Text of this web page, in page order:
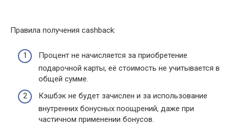
Правила получения cashback:
Процент не начисляется за приобретение
подарочной карты, её стоимость не учитывается в
общей сумме.
Кэшбэк не будет зачислен и за использование
внутренних бонусных поощрений, даже при
частичном применении бонусов.